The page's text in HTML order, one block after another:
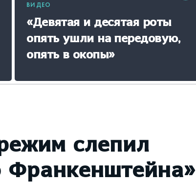
ВИДЕО
«Девятая и десятая роты
опять ушли на передовую,
опять в окопы»
слепил
Франкенштейна»